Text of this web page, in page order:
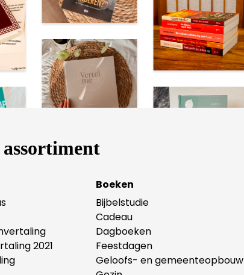
assortiment
2021
Boeken
Bijbelstudie
Cadeau
Dagboeken
Feestdagen
Geloofs- en gemeenteopbouw